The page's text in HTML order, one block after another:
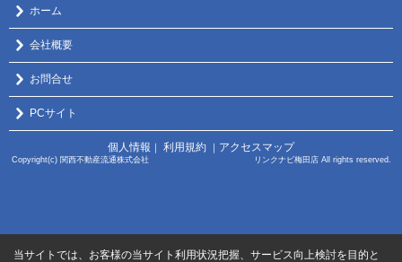
ホーム
会社概要
お問合せ
PCサイト
個人情報 利用規約 アクセスマップ
Copyright(c) 関西不動産流通株式会社 リンクナビ梅田店 All rights reserved.
当サイトでは、お客様の当サイト利用状況把握、サービス向上検討を目的と